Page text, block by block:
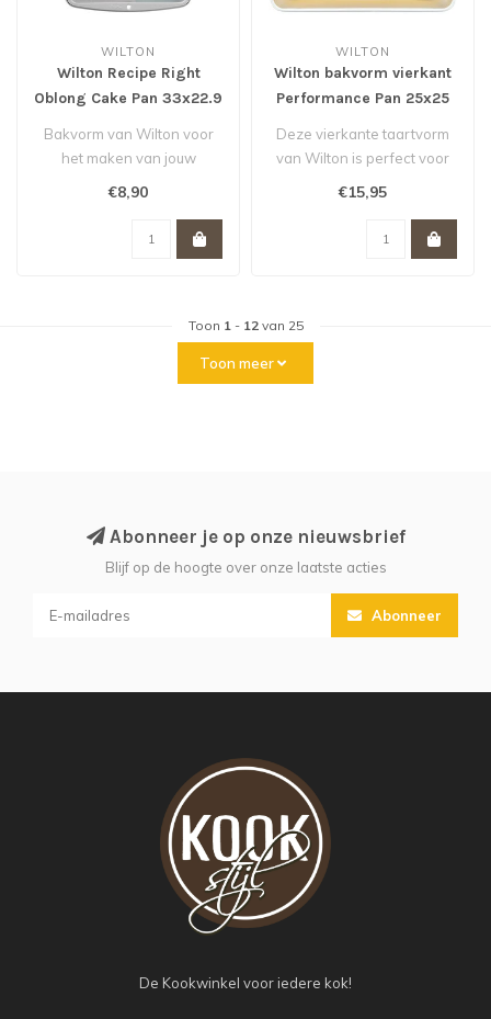
WILTON
Wilton Recipe Right
Oblong Cake Pan 33x22.9
Bakvorm van Wilton voor
het maken van jouw
€8,90
WILTON
Wilton bakvorm vierkant
Performance Pan 25x25
Deze vierkante taartvorm
van Wilton is perfect voor
€15,95
Toon 1 - 12van 25
Toon meer
Abonneer je op onze nieuwsbrief
Blijf op de hoogte over onze laatste acties
Abonneer
De Kookwinkel voor iedere kok!